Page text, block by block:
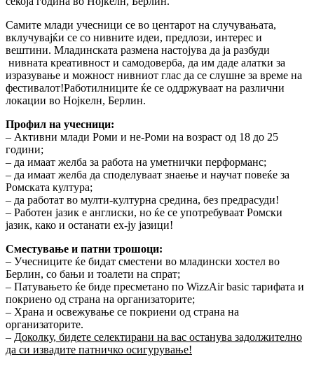
Самите млади учесници се во центарот на случувањата,
вклучувајќи се со нивните идеи, предлози, интерес и
вештини. Младинската размена настојува да ја разбуди
нивната креативност и самодоверба, да им даде алатки за
изразување и можност нивниот глас да се слушне за време на
фестивалот!Работилниците ќе се оддржуваат на различни
локации во Нојкелн, Берлин.
Профил на учесници:
– Активни млади Роми и не-Роми на возраст од 18 до 25
години;
– да имаат желба за работа на уметнички перформанс;
– да имаат желба да споделуваат знаење и научат повеќе за
Ромската култура;
– да работат во мулти-културна средина, без предрасуди!
– Работен јазик е англиски, но ќе се употребуваат Ромски
јазик, како и останати ех-ју јазици!
Сместување и патни трошоци:
– Учесниците ќе бидат сместени во младински хостел во
Берлин, со бањи и тоалети на спрат;
– Патувањето ќе биде пресметано по WizzAir basic тарифата и
покриено од страна на организаторите;
– Храна и освежување се покриени од страна на
организаторите.
– Доколку, бидете селектирани на вас останува задолжително
да си извадите патничко осигурување!